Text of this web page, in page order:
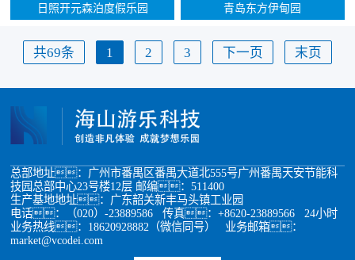
日照开元森泊度假乐园 青岛东方伊甸园
共69条 1 2 3 下一页 末页
总部地址：广州市番禺区番禺大道北555号广州番禺天安节能科
技园总部中心23号楼12层 邮编：511400
生产基地地址：广东韶关新丰马头镇工业园
电话：（020）-23889586 传真：+8620-23889566 24小时
业务热线：18620928882（微信同号） 业务邮箱：
market@vcodei.com